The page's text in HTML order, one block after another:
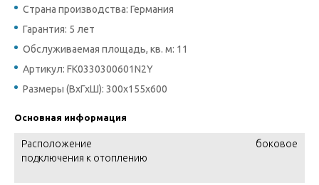
Страна производства: Германия
Гарантия: 5 лет
Обслуживаемая площадь, кв. м: 11
Артикул: FK0330300601N2Y
Размеры (ВхГхШ): 300х155х600
Основная информация
Расположение
подключения к отоплению
боковое